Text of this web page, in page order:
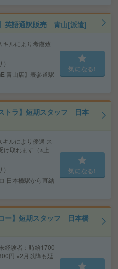
英語通訳販売 青山[派遣]
ルにより考慮致
青山店】表参道駅
気になる!
トラ】短期スタッフ 日本
ルにより優遇 ス
け取れます（※上
日本橋駅から直結
気になる!
ー】短期スタッフ 日本橋
経験者：時給1700
円 ※2月以降も延